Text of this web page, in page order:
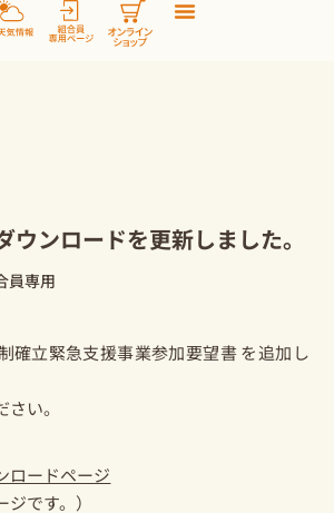
ウンロードを更新しました。
員専用
確立緊急支援事業参加要望書 を追加し
い。
ロードページ
です。）